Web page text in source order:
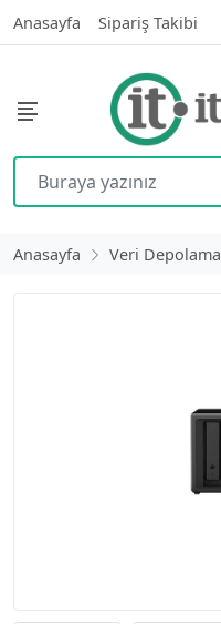
Anasayfa Sipariş Takibi
Anasayfa Veri Depolama